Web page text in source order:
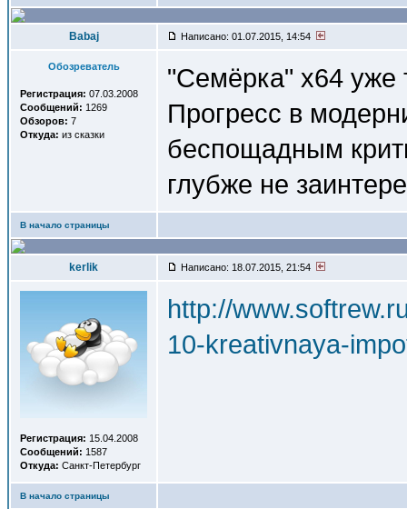
Babaj Написано: 01.07.2015, 14:54
Обозреватель
Регистрация: 07.03.2008
Сообщений: 1269
Обзоров: 7
Откуда: из сказки
"Семёрка" x64 уже
Прогресс в
беспощадным
глубже не
В начало страницы
kerlik Написано: 18.07.2015, 21:54
Регистрация: 15.04.2008
Сообщений: 1587
Откуда: Санкт-Петербург
http://
10-kreativnaya-
В начало страницы